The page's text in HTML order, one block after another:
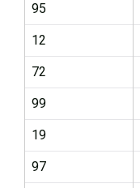
95
12
72
99
19
97